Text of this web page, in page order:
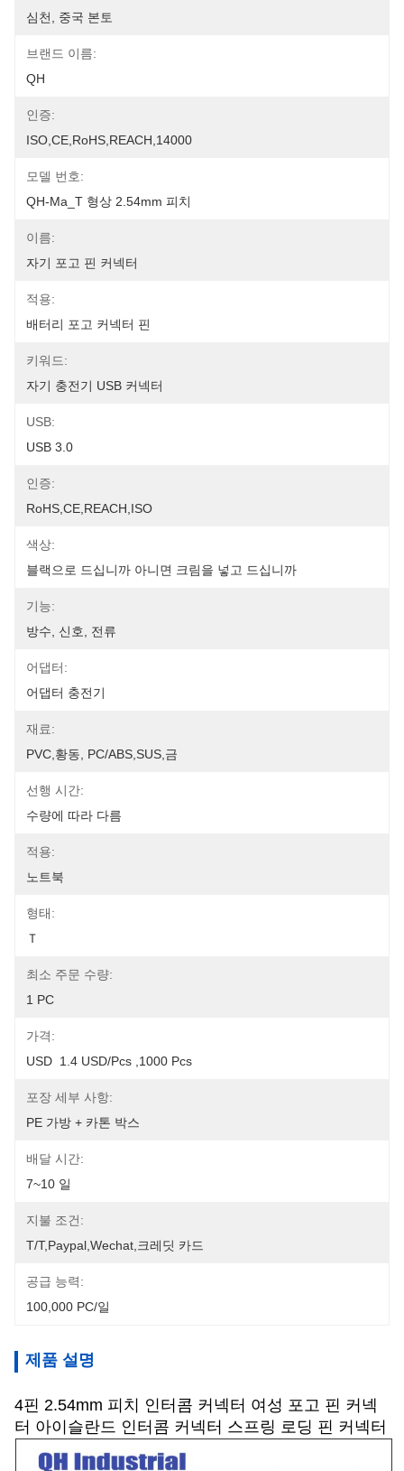
심천, 중국 본토
브랜드 이름:
QH
인증:
ISO,CE,RoHS,REACH,14000
모델 번호:
QH-Ma_T 형상 2.54mm 피치
이름:
자기 포고 핀 커넥터
적용:
배터리 포고 커넥터 핀
키워드:
자기 충전기 USB 커넥터
USB:
USB 3.0
인증:
RoHS,CE,REACH,ISO
색상:
블랙으로 드십니까 아니면 크림을 넣고 드십니까
기능:
방수, 신호, 전류
어댑터:
어댑터 충전기
재료:
PVC,황동, PC/ABS,SUS,금
선행 시간:
수량에 따라 다름
적용:
노트북
형태:
Ｔ
최소 주문 수량:
1 PC
가격:
USD  1.4 USD/pcs ,1000 Pcs
포장 세부 사항:
PE 가방 + 카톤 박스
배달 시간:
7~10 일
지불 조건:
T/T,Paypal,Wechat,크레딧 카드
공급 능력:
100,000 PC/일
제품 설명
4핀 2.54mm 피치 인터콤 커넥터 여성 포고 핀 커넥
터 아이슬란드 인터콤 커넥터 스프링 로딩 핀 커넥터